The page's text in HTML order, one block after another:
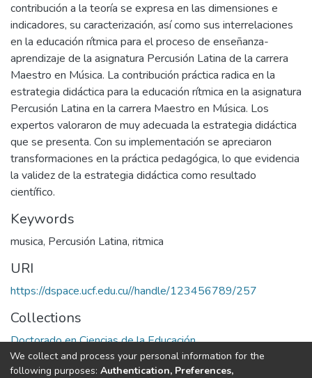
contribución a la teoría se expresa en las dimensiones e
indicadores, su caracterización, así como sus interrelaciones
en la educación rítmica para el proceso de enseñanza-
aprendizaje de la asignatura Percusión Latina de la carrera
Maestro en Música. La contribución práctica radica en la
estrategia didáctica para la educación rítmica en la asignatura
Percusión Latina en la carrera Maestro en Música. Los
expertos valoraron de muy adecuada la estrategia didáctica
que se presenta. Con su implementación se apreciaron
transformaciones en la práctica pedagógica, lo que evidencia
la validez de la estrategia didáctica como resultado
científico.
Keywords
musica, Percusión Latina, ritmica
URI
https://dspace.ucf.edu.cu//handle/123456789/257
Collections
Doctorado en Ciencias de la Educación
Full item page
We collect and process your personal information for the
following purposes: Authentication, Preferences,